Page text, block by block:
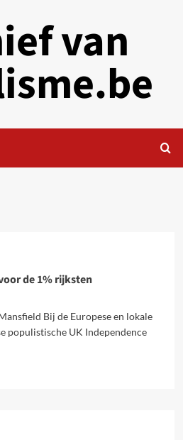
van
de 1% rijksten
Bij de Europese en lokale
populistische UK Independence